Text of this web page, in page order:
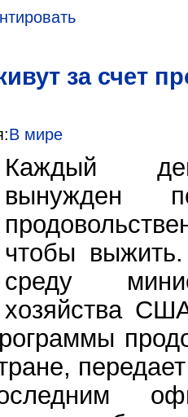
за счет
В мире
Каждый
вынужден
чтобы
среду
хозяйства